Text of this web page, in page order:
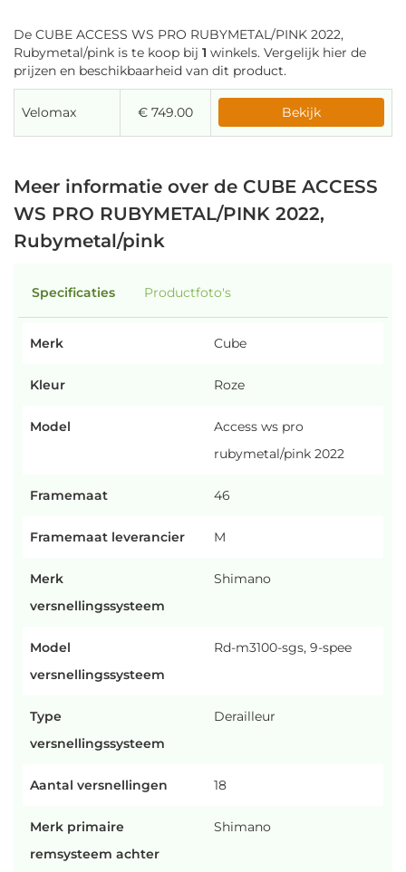
De CUBE ACCESS WS PRO RUBYMETAL/PINK 2022,
Rubymetal/pink is te koop bij 1 winkels. Vergelijk hier de
prijzen en beschikbaarheid van dit product.
Velomax € 749.00 Bekijk
Meer informatie over de CUBE ACCESS
WS PRO RUBYMETAL/PINK 2022,
Rubymetal/pink
Specificaties Productfoto's
Merk Cube
Kleur Roze
Model
Access ws pro
rubymetal/pink 2022
Framemaat 46
Framemaat leverancier M
Merk
versnellingssysteem
Shimano
Model
versnellingssysteem
Rd-m3100-sgs, 9-spee
Type
versnellingssysteem
Derailleur
Aantal versnellingen 18
Merk primaire
remsysteem achter
Shimano